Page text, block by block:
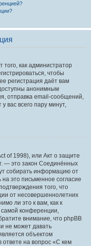
того, как администратор
чтобы
регистрация даёт вам
анонимным
отправка email-сообщений,
вас всего пару минут,
of 1998), или Акт о защите
— это закон Соединённых
собирать информацию от
это письменное согласие
того, что
от несовершеннолетних
ли это к вам, как к
конференции,
внимание, что phpBB
не может давать
объектом
на вопрос «С кем